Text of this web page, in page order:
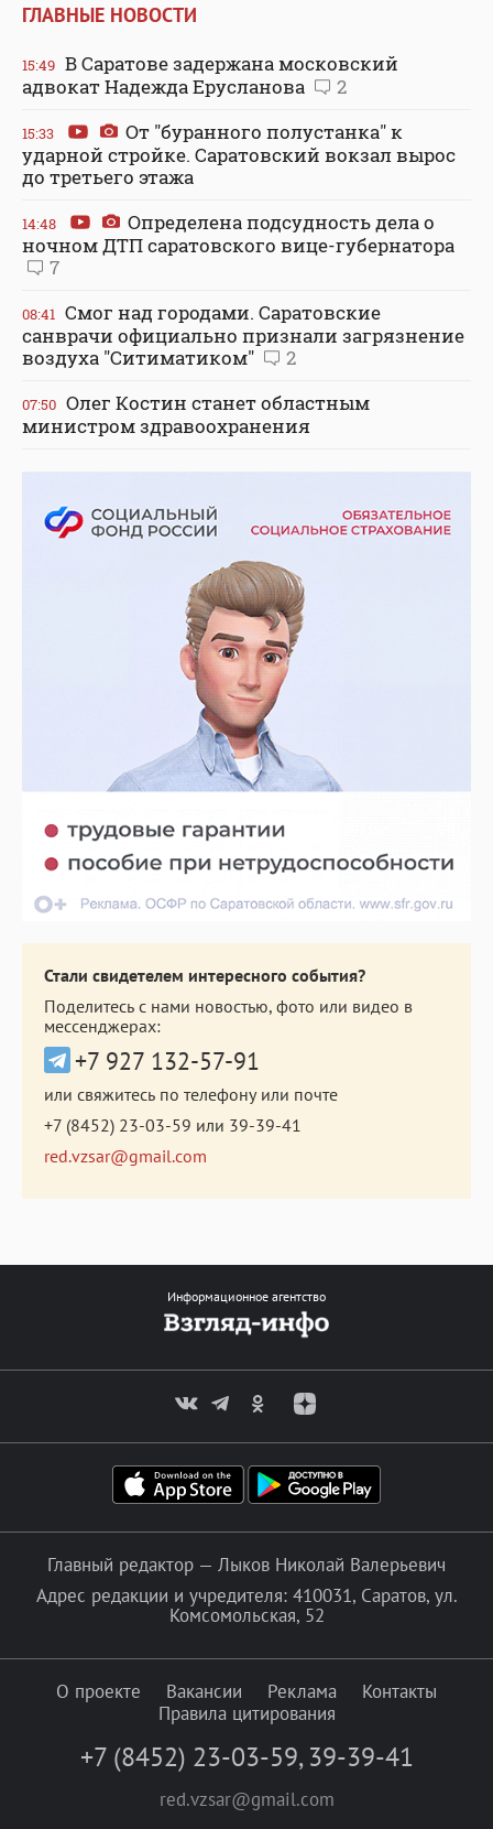
ГЛАВНЫЕ НОВОСТИ
15:49 В Саратове задержана московский
адвокат Надежда Ерусланова
2
15:33
От "буранного полустанка" к
ударной стройке. Саратовский вокзал вырос
до третьего этажа
14:48
Определена подсудность дела о
ночном ДТП саратовского вице-губернатора
7
08:41 Смог над городами. Саратовские
санврачи официально признали загрязнение
воздуха "Ситиматиком"
2
07:50 Олег Костин станет областным
министром здравоохранения
Стали свидетелем интересного события?
Поделитесь с нами новостью, фото или видео в
мессенджерах:
+7 927 132-57-91
или свяжитесь по телефону или почте
+7 (8452) 23-03-59 или 39-39-41
red.vzsar@gmail.com
Информационное агентство
Главный редактор — Лыков Николай Валерьевич
Адрес редакции и учредителя: 410031, Саратов, ул.
Комсомольская, 52
О проекте Вакансии Реклама
Контакты
Правила цитирования
+7 (8452) 23-03-59, 39-39-41
red.vzsar@gmail.com